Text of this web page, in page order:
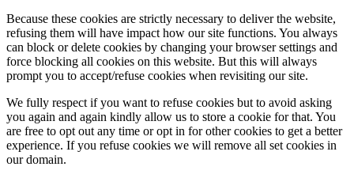
Because these cookies are strictly necessary to deliver the website,
refusing them will have impact how our site functions. You always
can block or delete cookies by changing your browser settings and
force blocking all cookies on this website. But this will always
prompt you to accept/refuse cookies when revisiting our site.
We fully respect if you want to refuse cookies but to avoid asking
you again and again kindly allow us to store a cookie for that. You
are free to opt out any time or opt in for other cookies to get a better
experience. If you refuse cookies we will remove all set cookies in
our domain.